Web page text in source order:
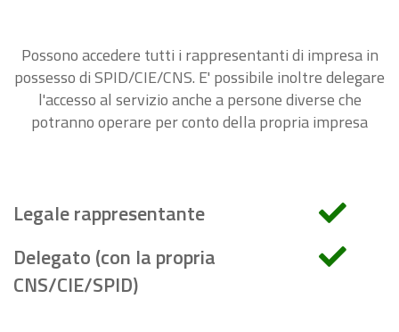
Possono accedere tutti i rappresentanti di impresa in
possesso di SPID/CIE/CNS. E' possibile inoltre delegare
l'accesso al servizio anche a persone diverse che
potranno operare per conto della propria impresa
Legale rappresentante
Delegato (con la propria
CNS/CIE/SPID)